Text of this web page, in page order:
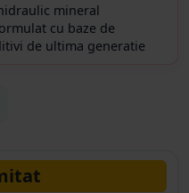
mineral
cu baze de
de ultima generatie